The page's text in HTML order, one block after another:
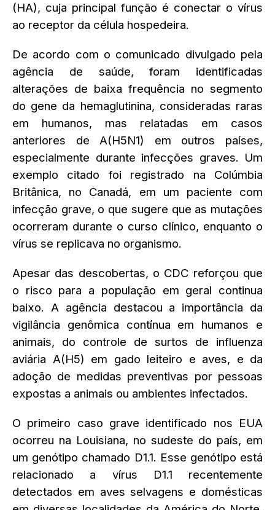
(HA), cuja principal função é conectar o vírus
ao receptor da célula hospedeira.
De acordo com o comunicado divulgado pela
agência de saúde, foram identificadas
alterações de baixa frequência no segmento
do gene da hemaglutinina, consideradas raras
em humanos, mas relatadas em casos
anteriores de A(H5N1) em outros países,
especialmente durante infecções graves. Um
exemplo citado foi registrado na Colúmbia
Britânica, no Canadá, em um paciente com
infecção grave, o que sugere que as mutações
ocorreram durante o curso clínico, enquanto o
vírus se replicava no organismo.
Apesar das descobertas, o CDC reforçou que
o risco para a população em geral continua
baixo. A agência destacou a importância da
vigilância genômica contínua em humanos e
animais, do controle de surtos de influenza
aviária A(H5) em gado leiteiro e aves, e da
adoção de medidas preventivas por pessoas
expostas a animais ou ambientes infectados.
O primeiro caso grave identificado nos EUA
ocorreu na Louisiana, no sudeste do país, em
um genótipo chamado D1.1. Esse genótipo está
relacionado a vírus D1.1 recentemente
detectados em aves selvagens e domésticas